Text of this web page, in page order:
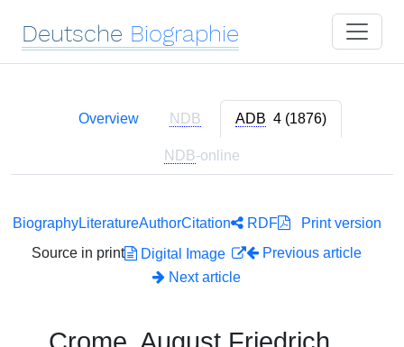
Deutsche Biographie
Overview NDB ADB 4 (1876)
NDB-online
BiographyLiteratureAuthorCitation RDF
Print version
Source in print
Digital Image
Previous article
Next article